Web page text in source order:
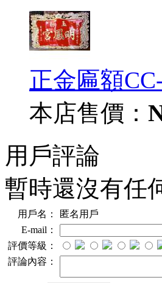
正金匾額
本店售價：
用戶評論
暫時還沒有任
用戶名：
匿名用戶
E-mail：
評價等級：
評論內容：